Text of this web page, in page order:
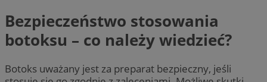
Bezpieczeństwo stosowania
botoksu – co należy wiedzieć?
Botoks uważany jest za preparat bezpieczny, jeśli